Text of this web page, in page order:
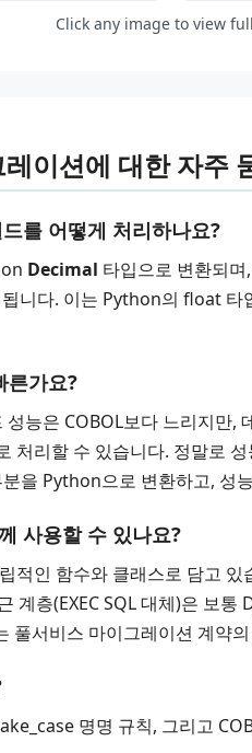
Click any image to view
이션에 대한 자주
를 어떻게 처리하나요?
Decimal 타입으로 변환되
니다. 이는 Python의 float
른가요?
능은 COBOL보다 느리지만
처리할 수 있습니다. 정말로
을 Python으로 변환하고, 성
사용할 수 있나요?
적인 함수와 클래스로 담고
계층(EXEC SQL 대체)은 보
풀서비스 마이그레이션 계약
명명 규칙, 그리고